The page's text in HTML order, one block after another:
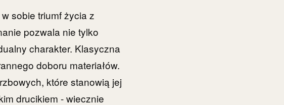
sobie triumf życia z
pozwala nie tylko
charakter. Klasyczna
doboru materiałów.
które stanowią jej
drucikiem - wiecznie